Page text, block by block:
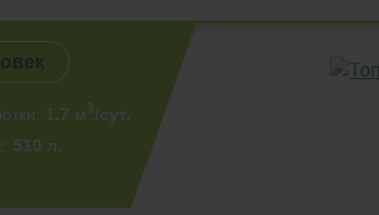
1.7 м3/сут.
510 л.